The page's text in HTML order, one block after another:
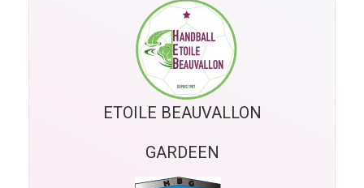
ETOILE BEAUVALLON
GARDEEN